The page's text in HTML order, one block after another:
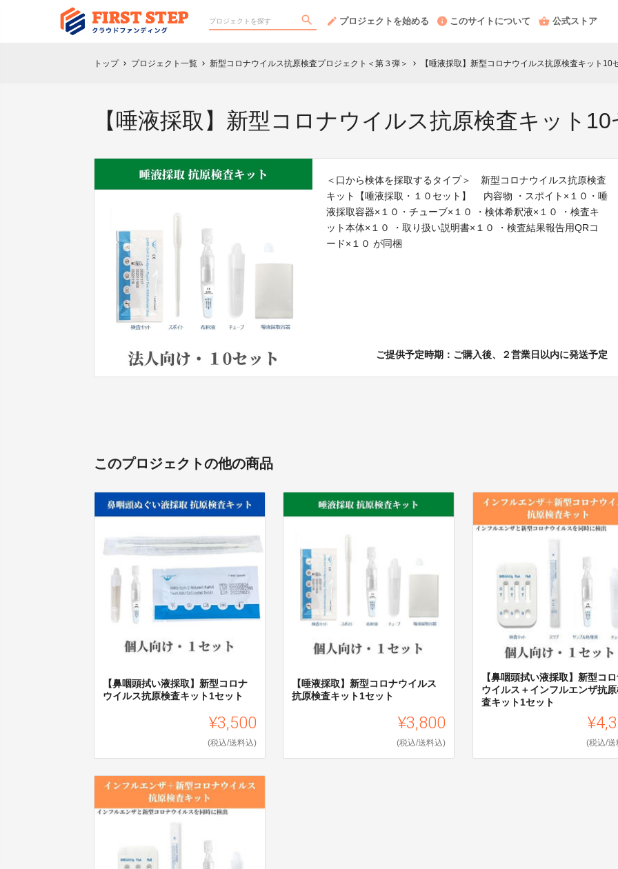
プロジェクトを始める このサイトについて 公式ストア
トップ chevron_right プロジェクト一覧 chevron_right 新型コロナウイルス抗原検査プロジェクト＜第３弾＞ chevron_right 【唾液採取】新型コロナウイルス抗原検査キット10
【唾液採取】新型コロナウイルス抗原検査キット
＜口から検体を採取するタイプ＞ 新型コロナウイルス抗原検査
キット【唾液採取・１０セット】 内容物 ・スポイト×１０・唾
液採取容器×１０・チューブ×１０ ・検体希釈液×１０ ・検査キ
ット本体×１０ ・取り扱い説明書×１０ ・検査結果報告用QRコ
ード×１０ が同梱
ご提供予定時期：ご購入後、２営業日以内に発送予定
このプロジェクトの他の商品
【鼻咽頭拭い液採取】新型コロナ
ウイルス抗原検査キット1セット
¥3,500
(税込/送料込)
【唾液採取】新型コロナウイルス
抗原検査キット1セット
¥3,800
(税込/送料込)
【鼻咽頭拭い液採取】新型コ
ウイルス＋インフルエンザ抗
査キット1セット
(税込/送